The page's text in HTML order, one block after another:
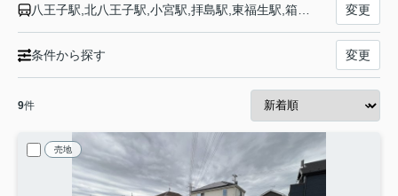
変更
条件から探す 変更
9件
売地